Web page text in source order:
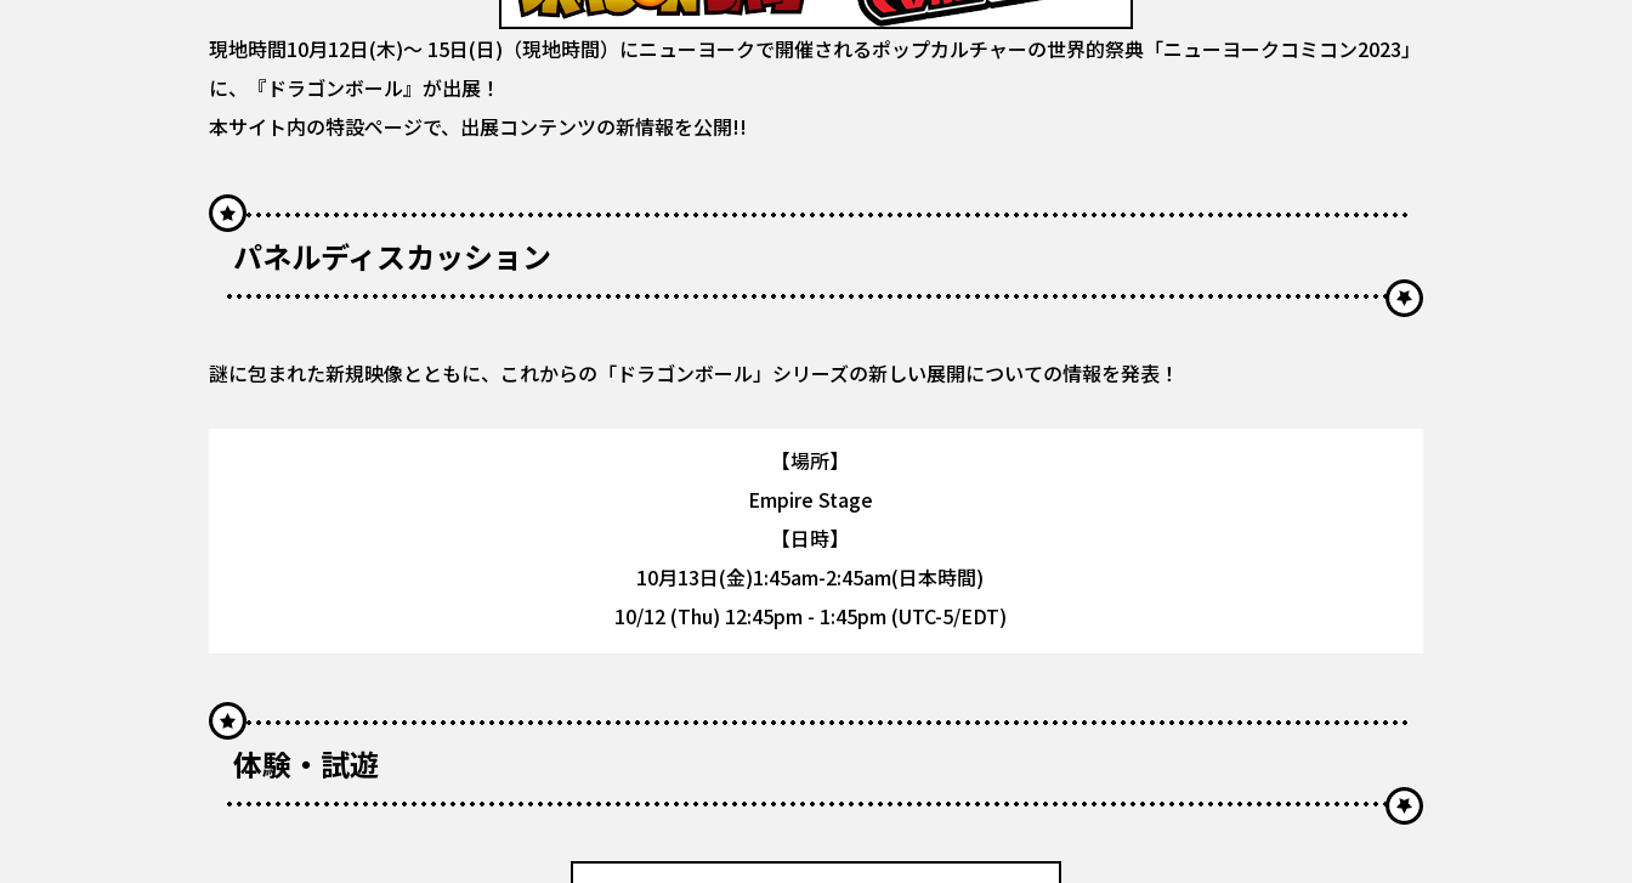
現地時間10月12日(木)～ 15日(日)（現地時間）にニューヨークで開催されるポップカルチャーの世界的祭典「ニューヨークコミコン2023」
に、『ドラゴンボール』が出展！
本サイト内の特設ページで、出展コンテンツの新情報を公開!!
パネルディスカッション
謎に包まれた新規映像とともに、これからの「ドラゴンボール」シリーズの新しい展開についての情報を発表！
【場所】
Empire Stage
【日時】
10月13日(金)1:45am-2:45am(日本時間)
10/12 (Thu) 12:45pm - 1:45pm (UTC-5/EDT)
体験・試遊